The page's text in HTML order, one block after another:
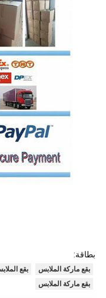
بطاقة:
بقع ماركة الملابس
بقع
بقع ماركة الملابس